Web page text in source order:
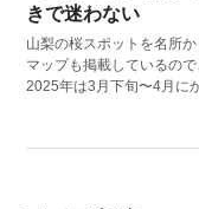
きで迷わない
山梨の桜スポットを名所
マップも掲載しているの
2025年は3月下旬〜4月に